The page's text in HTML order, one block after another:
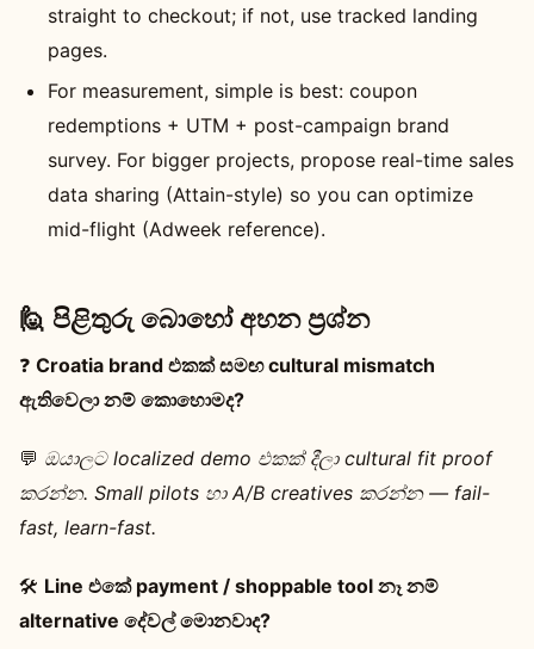
straight to checkout; if not, use tracked landing
pages.
For measurement, simple is best: coupon
redemptions + UTM + post-campaign brand
survey. For bigger projects, propose real-time sales
data sharing (Attain-style) so you can optimize
mid-flight (Adweek reference).
🙋 පිළිතුරු බොහෝ අහන ප්‍රශ්න
❓ Croatia brand එකක් සමඟ cultural mismatch
ඇතිවෙලා නම් කොහොමද?
💬 ඔයාලට localized demo එකක් දීලා cultural fit proof
කරන්න. Small pilots හා A/B creatives කරන්න — fail-
fast, learn-fast.
🛠️ Line එකේ payment / shoppable tool නෑ නම්
alternative දේවල් මොනවාද?